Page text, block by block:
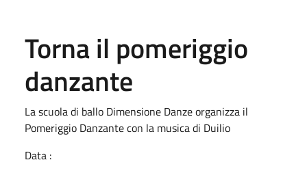
Torna il pomeriggio
danzante
La scuola di ballo Dimensione Danze organizza il
Pomeriggio Danzante con la musica di Duilio
Data :